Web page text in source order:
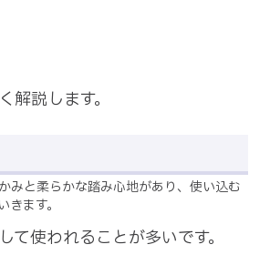
解説します。
みと柔らかな踏み心地があり、使い込む
ます。
て使われることが多いです。